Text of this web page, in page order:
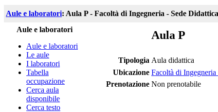
Aule e laboratori: Aula P - Facoltà di Ingegneria - Sede Didattica
Aule e laboratori
Aule e laboratori
Le aule
I laboratori
Tabella
occupazione
Cerca aula
disponibile
Cerca testo
Aula P
Tipologia Aula didattica
Ubicazione Facoltà di
Prenotazione Non prenotabile